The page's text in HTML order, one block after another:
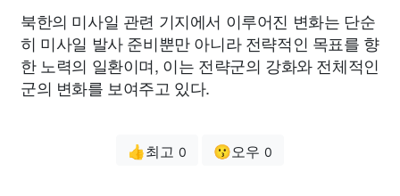
북한의 미사일 관련 기지에서 이루어진 변화는 단순
히 미사일 발사 준비뿐만 아니라 전략적인 목표를 향
한 노력의 일환이며, 이는 전략군의 강화와 전체적인
군의 변화를 보여주고 있다.
👍최고 0 😗오우 0